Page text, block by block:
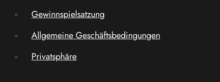
Gewinnspielsatzung
Allgemeine Geschäftsbedingungen
Privatsphäre